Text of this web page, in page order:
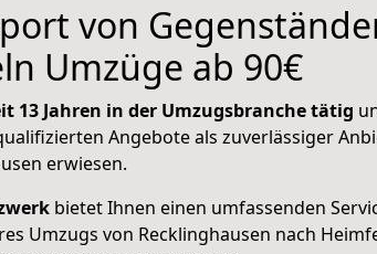
von
Umzüge ab 90€
13 Jahren in der Umzugsbranche tätig
Angebote als zuverlässiger
erwiesen.
bietet Ihnen einen umfassenden
Umzugs von Recklinghausen nach